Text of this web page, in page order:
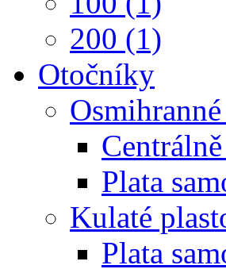
200 (1)
Otočníky
Plata
Kulaté
Plata